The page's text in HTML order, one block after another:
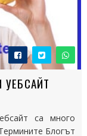
са много
Блогът